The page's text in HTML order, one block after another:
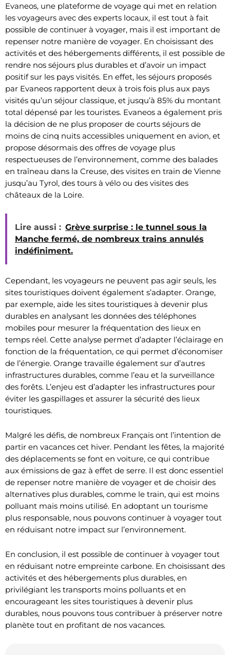
Evaneos, une plateforme de voyage qui met en relation
les voyageurs avec des experts locaux, il est tout à fait
possible de continuer à voyager, mais il est important de
repenser notre manière de voyager. En choisissant des
activités et des hébergements différents, il est possible de
rendre nos séjours plus durables et d’avoir un impact
positif sur les pays visités. En effet, les séjours proposés
par Evaneos rapportent deux à trois fois plus aux pays
visités qu’un séjour classique, et jusqu’à 85% du montant
total dépensé par les touristes. Evaneos a également pris
la décision de ne plus proposer de courts séjours de
moins de cinq nuits accessibles uniquement en avion, et
propose désormais des offres de voyage plus
respectueuses de l’environnement, comme des balades
en traîneau dans la Creuse, des visites en train de Vienne
jusqu’au Tyrol, des tours à vélo ou des visites des
châteaux de la Loire.
Lire aussi : Grève surprise : le tunnel sous la
Manche fermé, de nombreux trains annulés
indéfiniment.
Cependant, les voyageurs ne peuvent pas agir seuls, les
sites touristiques doivent également s’adapter. Orange,
par exemple, aide les sites touristiques à devenir plus
durables en analysant les données des téléphones
mobiles pour mesurer la fréquentation des lieux en
temps réel. Cette analyse permet d’adapter l’éclairage en
fonction de la fréquentation, ce qui permet d’économiser
de l’énergie. Orange travaille également sur d’autres
infrastructures durables, comme l’eau et la surveillance
des forêts. L’enjeu est d’adapter les infrastructures pour
éviter les gaspillages et assurer la sécurité des lieux
touristiques.
Malgré les défis, de nombreux Français ont l’intention de
partir en vacances cet hiver. Pendant les fêtes, la majorité
des déplacements se font en voiture, ce qui contribue
aux émissions de gaz à effet de serre. Il est donc essentiel
de repenser notre manière de voyager et de choisir des
alternatives plus durables, comme le train, qui est moins
polluant mais moins utilisé. En adoptant un tourisme
plus responsable, nous pouvons continuer à voyager tout
en réduisant notre impact sur l’environnement.
En conclusion, il est possible de continuer à voyager tout
en réduisant notre empreinte carbone. En choisissant des
activités et des hébergements plus durables, en
privilégiant les transports moins polluants et en
encourageant les sites touristiques à devenir plus
durables, nous pouvons tous contribuer à préserver notre
planète tout en profitant de nos vacances.